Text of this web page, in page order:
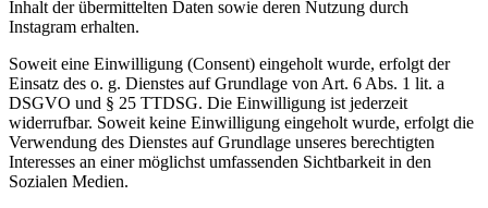
Inhalt der übermittelten Daten sowie deren Nutzung durch
Instagram erhalten.
Soweit eine Einwilligung (Consent) eingeholt wurde, erfolgt der
Einsatz des o. g. Dienstes auf Grundlage von Art. 6 Abs. 1 lit. a
DSGVO und § 25 TTDSG. Die Einwilligung ist jederzeit
widerrufbar. Soweit keine Einwilligung eingeholt wurde, erfolgt die
Verwendung des Dienstes auf Grundlage unseres berechtigten
Interesses an einer möglichst umfassenden Sichtbarkeit in den
Sozialen Medien.